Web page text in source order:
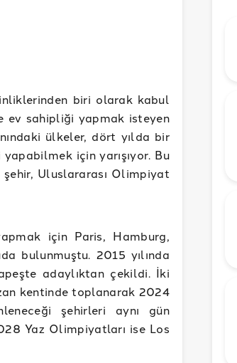
biri olarak kabul
ev sahipliği yapmak isteyen
ülkeler, dört yılda bir
için yarışıyor. Bu
Uluslararası Olimpiyat
için Paris, Hamburg,
bulunmuştu. 2015 yılında
adaylıktan çekildi. İki
kentinde toplanarak 2024
şehirleri aynı gün
Yaz Olimpiyatları ise Los